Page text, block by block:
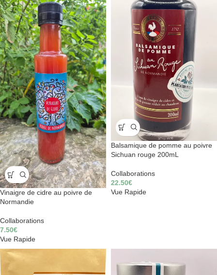
Vinaigre de cidre au poivre de
Normandie
Collaborations
7.50€
Vue Rapide
Balsamique de pomme au poivre
Sichuan rouge 200mL
Collaborations
22.50€
Vue Rapide